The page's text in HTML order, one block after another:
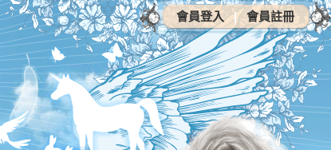
會員登入 | 會員註冊